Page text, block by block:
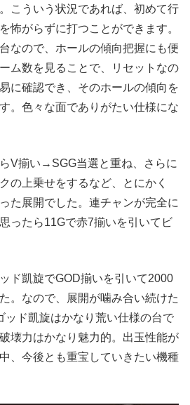
こういう状況であれば、初めて行
怖がらずに打つことができます。
なので、ホールの傾向把握にも便
ム数を見ることで、リセットなの
に確認でき、そのホールの傾向を
。色々な面でありがたい仕様にな
V揃い→SGG当選と重ね、さらに
の上乗せをするなど、とにかく
た展開でした。連チャンが完全に
ったら11Gで赤7揃いを引いてビ
ド凱旋でGOD揃いを引いて2000
。なので、展開が噛み合い続けた
ッド凱旋はかなり荒い仕様の台で
壊力はかなり魅力的。出玉性能が
、今後とも重宝していきたい機種